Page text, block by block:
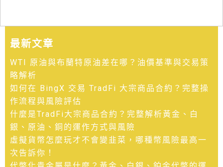
最新文章
WTI 原油與布蘭特原油差在哪？油價基準與交易策
略解析
如何在 BingX 交易 TradFi 大宗商品合約？完整操
作流程與風險評估
什麼是TradFi大宗商品合約？完整解析黃金、白
銀、原油、銅的運作方式與風險
虛擬貨幣怎麼玩才不會變韭菜，哪種幣風險最高一
次告訴你！